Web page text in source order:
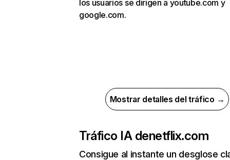
los usuarios se dirigen a youtube.com y
google.com.
Mostrar detalles del tráfico →
Tráfico IA denetflix.com
Consigue al instante un desglose